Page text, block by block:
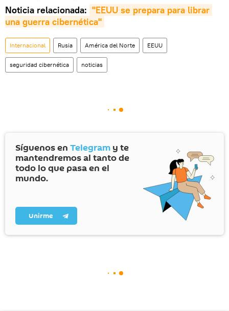
Noticia relacionada: "EEUU se prepara para librar
una guerra cibernética"
Internacional Rusia América del Norte EEUU
seguridad cibernética noticias
Síguenos en Telegram y te
mantendremos al tanto de
todo lo que pasa en el
mundo.
Unirme